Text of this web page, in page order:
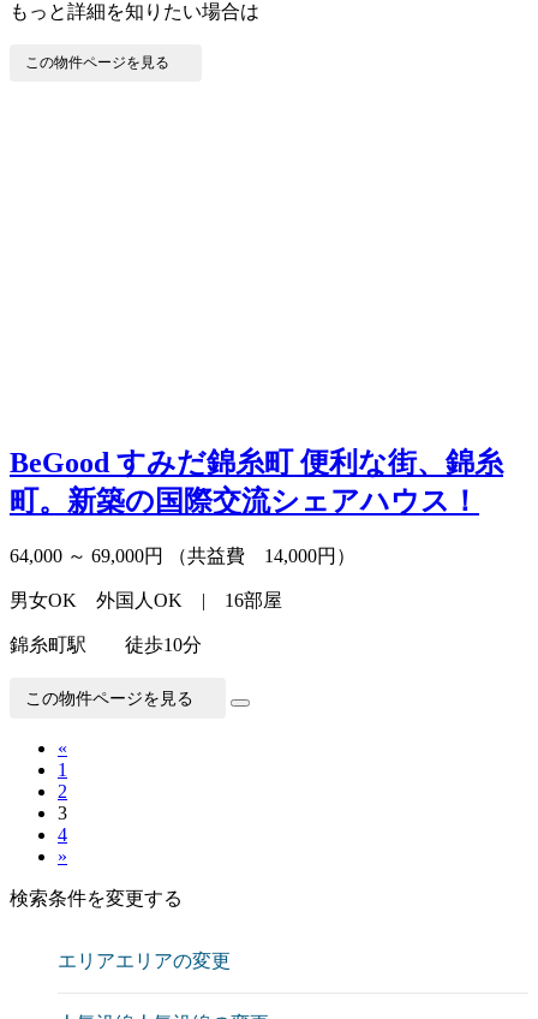
もっと詳細を知りたい場合は
この物件ページを見る
BeGood すみだ錦糸町
便利な街、錦糸
町。新築の国際交流シェアハウス！
64,000 ～ 69,000円 （共益費 14,000円）
男女OK 外国人OK | 16部屋
錦糸町駅 徒歩10分
この物件ページを見る
«
1
2
3
4
»
検索条件を変更する
エリアエリアの変更